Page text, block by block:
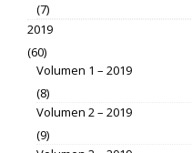
(7)
2019
(60)
Volumen 1 – 2019
(8)
Volumen 2 – 2019
(9)